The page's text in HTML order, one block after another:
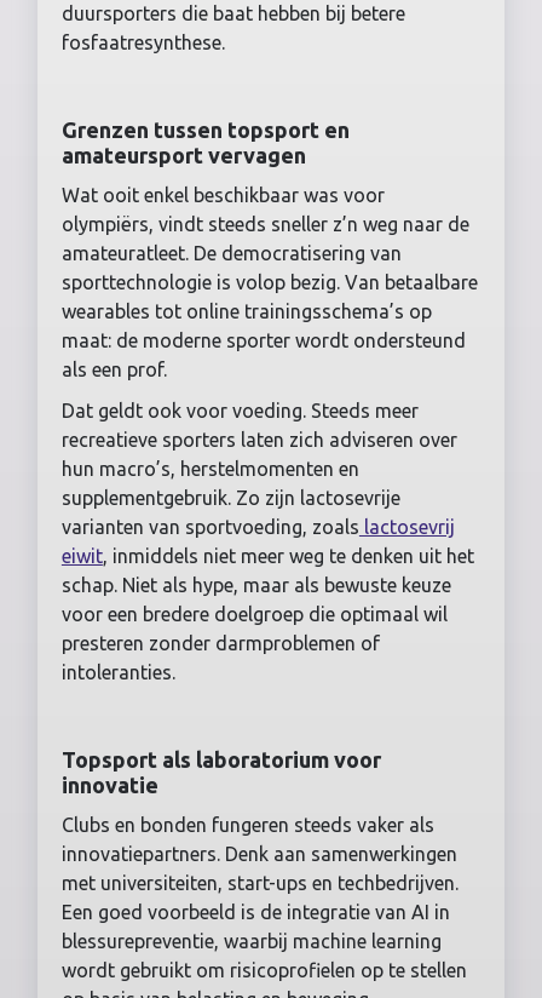
duursporters die baat hebben bij betere
fosfaatresynthese.
Grenzen tussen topsport en
amateursport vervagen
Wat ooit enkel beschikbaar was voor
olympiërs, vindt steeds sneller z’n weg naar de
amateuratleet. De democratisering van
sporttechnologie is volop bezig. Van betaalbare
wearables tot online trainingsschema’s op
maat: de moderne sporter wordt ondersteund
als een prof.
Dat geldt ook voor voeding. Steeds meer
recreatieve sporters laten zich adviseren over
hun macro’s, herstelmomenten en
supplementgebruik. Zo zijn lactosevrije
varianten van sportvoeding, zoals lactosevrij
eiwit, inmiddels niet meer weg te denken uit het
schap. Niet als hype, maar als bewuste keuze
voor een bredere doelgroep die optimaal wil
presteren zonder darmproblemen of
intoleranties.
Topsport als laboratorium voor
innovatie
Clubs en bonden fungeren steeds vaker als
innovatiepartners. Denk aan samenwerkingen
met universiteiten, start-ups en techbedrijven.
Een goed voorbeeld is de integratie van AI in
blessurepreventie, waarbij machine learning
wordt gebruikt om risicoprofielen op te stellen